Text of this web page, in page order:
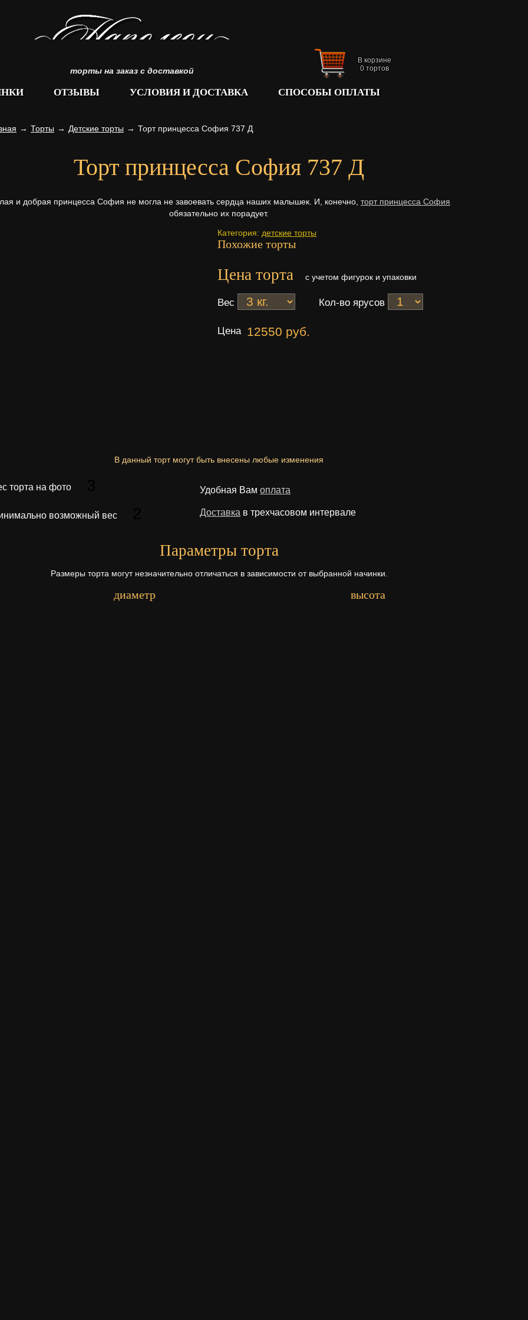
торты на заказ с доставкой
В корзине
0 тортов
ОТЗЫВЫ УСЛОВИЯ И ДОСТАВКА СПОСОБЫ ОПЛАТЫ
→ Торты → Детские торты → Торт принцесса София 737 Д
Торт принцесса София 737 Д
и добрая принцесса София не могла не завоевать сердца наших малышек. И, конечно, торт принцесса София
обязательно их порадует.
Категория: детские торты
Похожие торты
Цена торта с учетом фигурок и упаковки
Вес Кол-во ярусов
Цена 12550 руб.
В данный торт могут быть внесены любые изменения
торта на фото
возможный вес
Удобная Вам оплата
Доставка в трехчасовом интервале
Параметры торта
Размеры торта могут незначительно отличаться в зависимости от выбранной начинки.
диаметр высота